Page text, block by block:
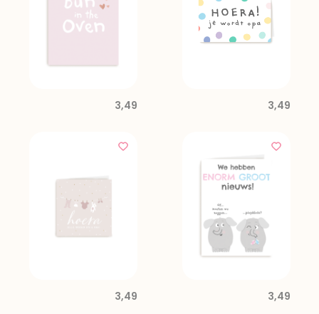
3,49 3,49
3,49 3,49